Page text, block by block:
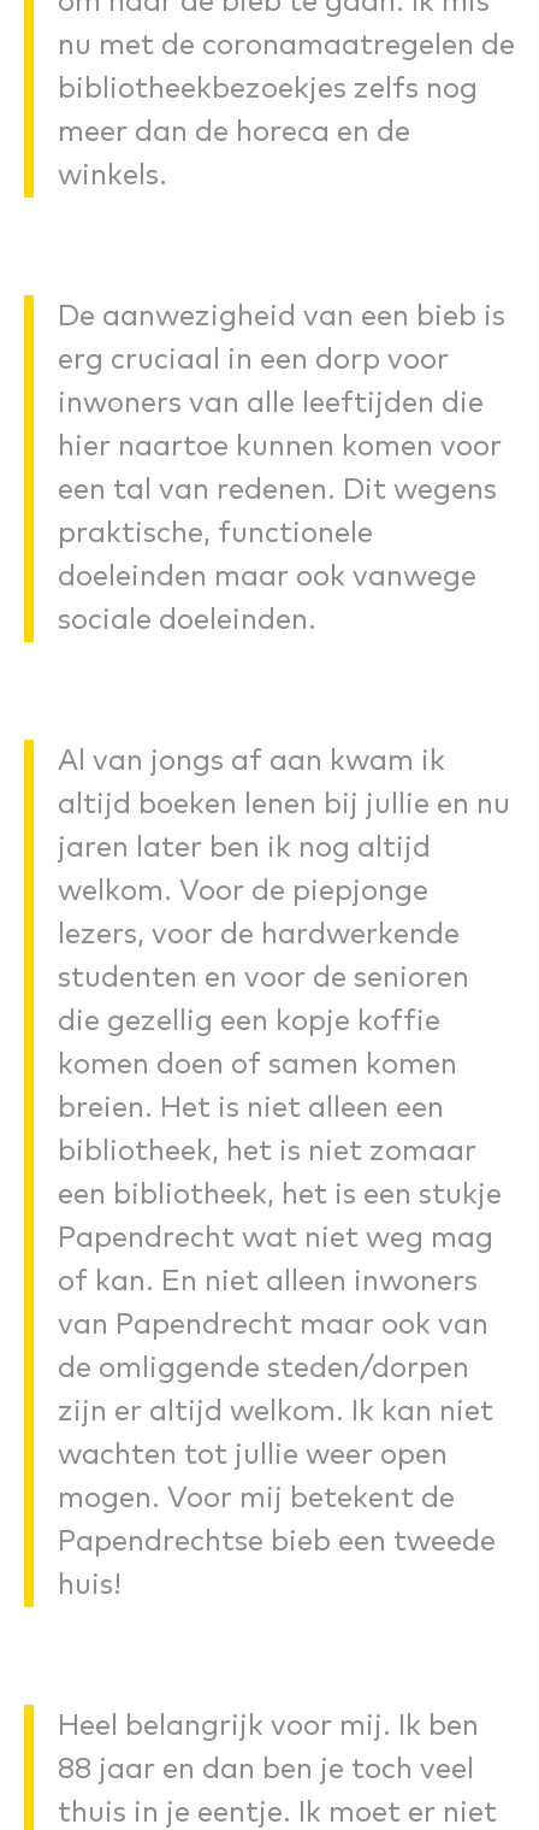
nu met de coronamaatregelen de
bibliotheekbezoekjes zelfs nog
meer dan de horeca en de
winkels.
De aanwezigheid van een bieb is
erg cruciaal in een dorp voor
inwoners van alle leeftijden die
hier naartoe kunnen komen voor
een tal van redenen. Dit wegens
praktische, functionele
doeleinden maar ook vanwege
sociale doeleinden.
Al van jongs af aan kwam ik
altijd boeken lenen bij jullie en nu
jaren later ben ik nog altijd
welkom. Voor de piepjonge
lezers, voor de hardwerkende
studenten en voor de senioren
die gezellig een kopje koffie
komen doen of samen komen
breien. Het is niet alleen een
bibliotheek, het is niet zomaar
een bibliotheek, het is een stukje
Papendrecht wat niet weg mag
of kan. En niet alleen inwoners
van Papendrecht maar ook van
de omliggende steden/dorpen
zijn er altijd welkom. Ik kan niet
wachten tot jullie weer open
mogen. Voor mij betekent de
Papendrechtse bieb een tweede
huis!
Heel belangrijk voor mij. Ik ben
88 jaar en dan ben je toch veel
thuis in je eentje. Ik moet er niet